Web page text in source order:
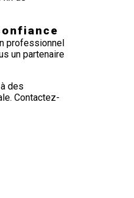
professionnel
un partenaire
des
Contactez-